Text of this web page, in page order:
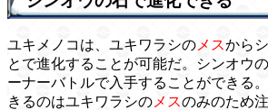
ユキメノコは、ユキワラシの メスから
とで進化することが可能だ。シンオウ
ーナーバトルで入手することができる
きるのはユキワラシの メスのみのため